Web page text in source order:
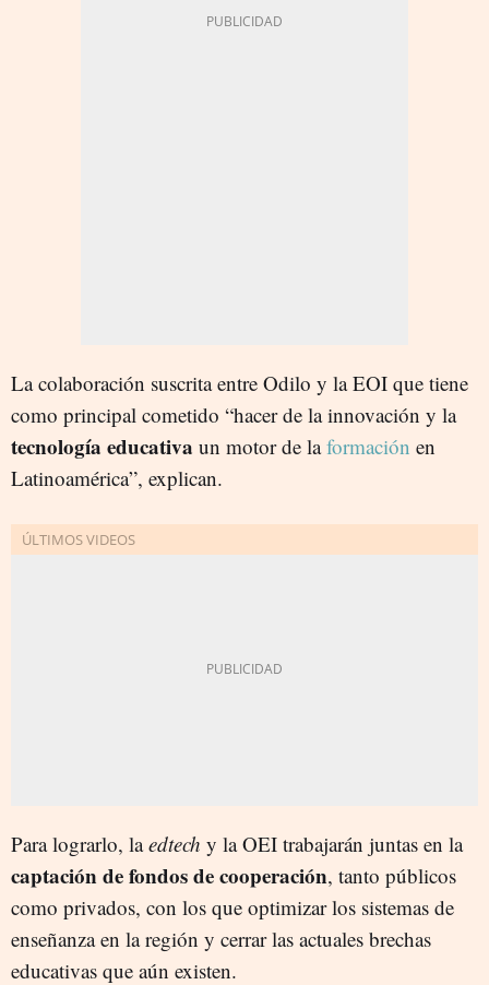
La colaboración suscrita entre Odilo y la EOI que tiene
como principal cometido “hacer de la innovación y la
tecnología educativa un motor de laformación en
Latinoamérica”, explican.
Para lograrlo, laedtech y la OEI trabajarán juntas en la
captación de fondos de cooperación, tanto públicos
como privados, con los que optimizar los sistemas de
enseñanza en la región y cerrar las actuales brechas
educativas que aún existen.